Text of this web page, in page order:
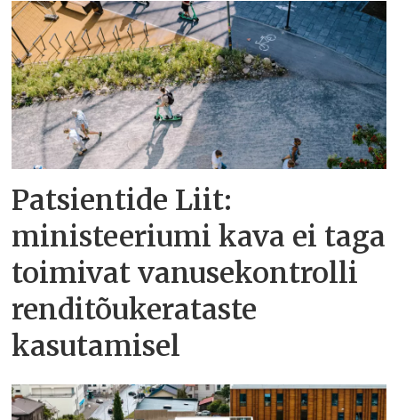
Patsientide Liit:
ministeeriumi kava ei taga
toimivat vanusekontrolli
renditõukerataste
kasutamisel